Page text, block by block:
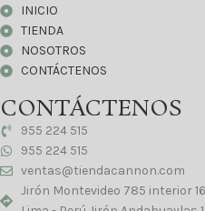
INICIO
TIENDA
NOSOTROS
CONTÁCTENOS
CONTÁCTENOS
955 224 515
955 224 515
ventas@tiendacannon.com
Jirón Montevideo 785 interior